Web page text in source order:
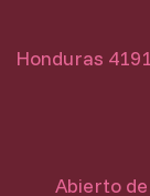
Honduras
Abierto de